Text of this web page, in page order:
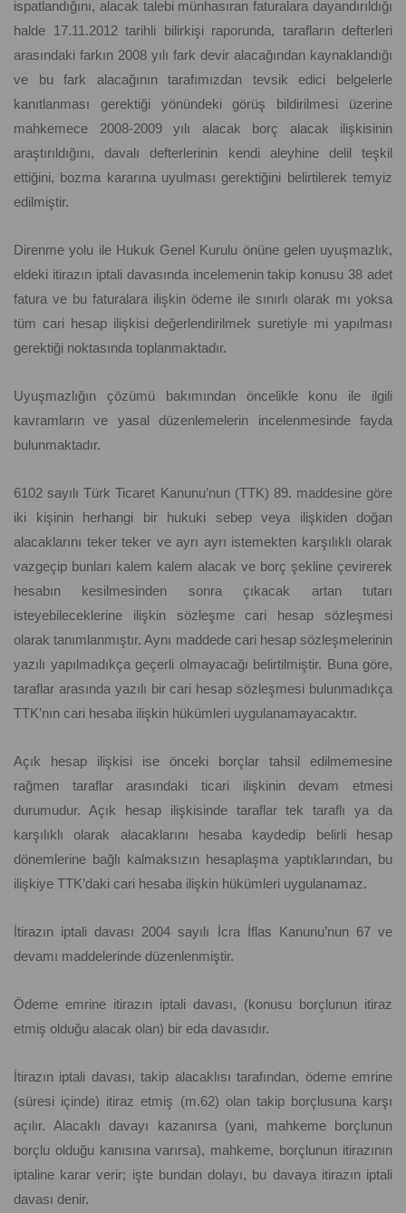
ispatlandığını, alacak talebi münhasıran faturalara dayandırıldığı
halde 17.11.2012 tarihli bilirkişi raporunda, tarafların defterleri
arasındaki farkın 2008 yılı fark devir alacağından kaynaklandığı
ve bu fark alacağının tarafımızdan tevsik edici belgelerle
kanıtlanması gerektiği yönündeki görüş bildirilmesi üzerine
mahkemece 2008-2009 yılı alacak borç alacak ilişkisinin
araştırıldığını, davalı defterlerinin kendi aleyhine delil teşkil
ettiğini, bozma kararına uyulması gerektiğini belirtilerek temyiz
edilmiştir.
Direnme yolu ile Hukuk Genel Kurulu önüne gelen uyuşmazlık,
eldeki itirazın iptali davasında incelemenin takip konusu 38 adet
fatura ve bu faturalara ilişkin ödeme ile sınırlı olarak mı yoksa
tüm cari hesap ilişkisi değerlendirilmek suretiyle mi yapılması
gerektiği noktasında toplanmaktadır.
Uyuşmazlığın çözümü bakımından öncelikle konu ile ilgili
kavramların ve yasal düzenlemelerin incelenmesinde fayda
bulunmaktadır.
6102 sayılı Türk Ticaret Kanunu’nun (TTK) 89. maddesine göre
iki kişinin herhangi bir hukuki sebep veya ilişkiden doğan
alacaklarını teker teker ve ayrı ayrı istemekten karşılıklı olarak
vazgeçip bunları kalem kalem alacak ve borç şekline çevirerek
hesabın kesilmesinden sonra çıkacak artan tutarı
isteyebileceklerine ilişkin sözleşme cari hesap sözleşmesi
olarak tanımlanmıştır. Aynı maddede cari hesap sözleşmelerinin
yazılı yapılmadıkça geçerli olmayacağı belirtilmiştir. Buna göre,
taraflar arasında yazılı bir cari hesap sözleşmesi bulunmadıkça
TTK’nın cari hesaba ilişkin hükümleri uygulanamayacaktır.
Açık hesap ilişkisi ise önceki borçlar tahsil edilmemesine
rağmen taraflar arasındaki ticari ilişkinin devam etmesi
durumudur. Açık hesap ilişkisinde taraflar tek taraflı ya da
karşılıklı olarak alacaklarını hesaba kaydedip belirli hesap
dönemlerine bağlı kalmaksızın hesaplaşma yaptıklarından, bu
ilişkiye TTK’daki cari hesaba ilişkin hükümleri uygulanamaz.
İtirazın iptali davası 2004 sayılı İcra İflas Kanunu’nun 67 ve
devamı maddelerinde düzenlenmiştir.
Ödeme emrine itirazın iptali davası, (konusu borçlunun itiraz
etmiş olduğu alacak olan) bir eda davasıdır.
İtirazın iptali davası, takip alacaklısı tarafından, ödeme emrine
(süresi içinde) itiraz etmiş (m.62) olan takip borçlusuna karşı
açılır. Alacaklı davayı kazanırsa (yani, mahkeme borçlunun
borçlu olduğu kanısına varırsa), mahkeme, borçlunun itirazının
iptaline karar verir; işte bundan dolayı, bu davaya itirazın iptali
davası denir.